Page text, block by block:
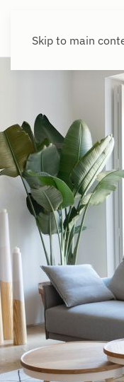
Skip to main